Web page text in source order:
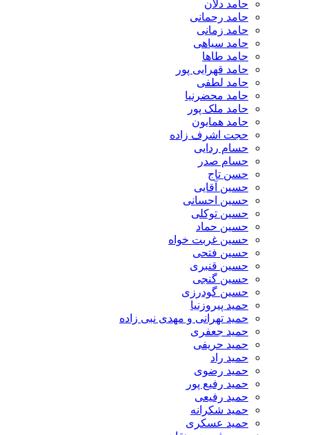
حامد دلان
حامد رحمانی
حامد زمانی
حامد سیاهی
حامد طاها
حامد قهرایی پور
حامد لطفی
حامد محضرنیا
حامد ملک پور
حامد همایون
حجت اشرف زاده
حسام ردایی
حسام صدر
حسن تاج
حسین آقایی
حسین احسانی
حسین توکلی
حسین حماد
حسین غربت خواه
حسین فتحی
حسین قنبری
حسین گنجی
حسین گودرزی
حمید پیروزنیا
حمید تهرانی و مهدی نبی زاده
حمید جعفری
حمید حریفی
حمید راد
حمید رضوی
حمید رفیع پور
حمید رفیعی
حمید شکرانه
حمید عسکری